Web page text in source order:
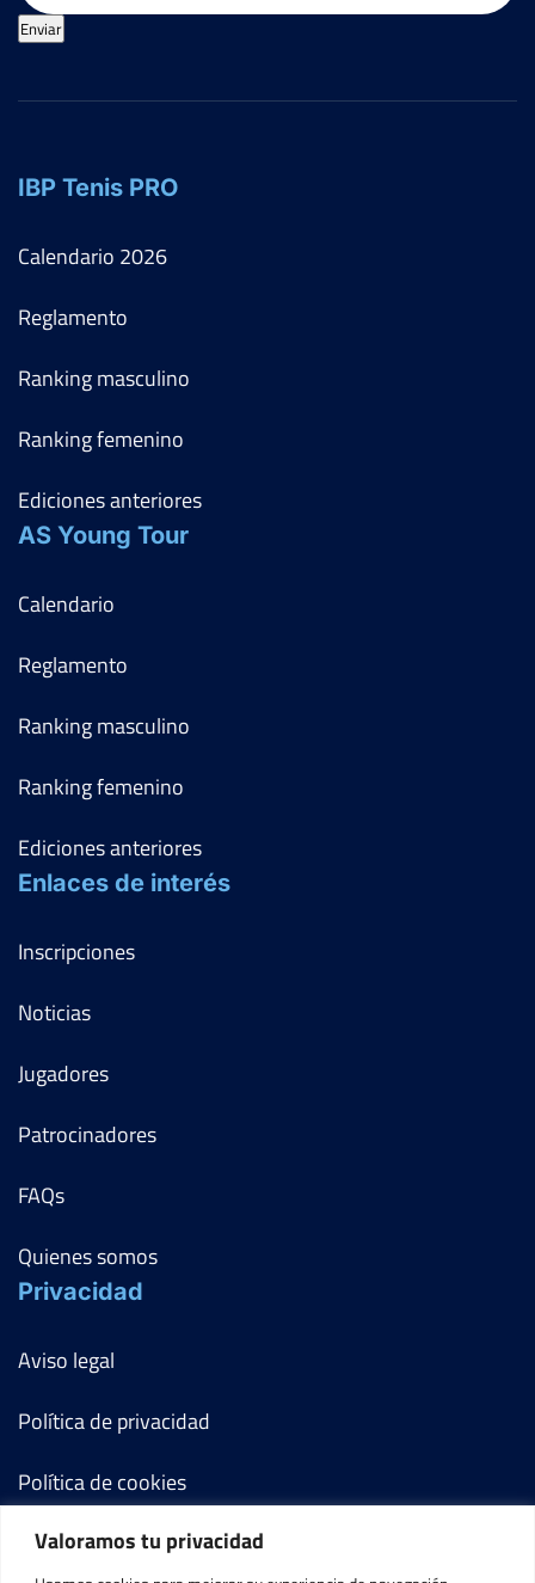
Valoramos tu privacidad
Enviar
IBP Tenis PRO
Calendario 2026
Reglamento
Ranking masculino
Ranking femenino
Ediciones anteriores
AS Young Tour
Calendario
Reglamento
Ranking masculino
Ranking femenino
Ediciones anteriores
Enlaces de interés
Inscripciones
Noticias
Jugadores
Patrocinadores
FAQs
Quienes somos
Privacidad
Aviso legal
Política de privacidad
Política de cookies
Términos y condiciones